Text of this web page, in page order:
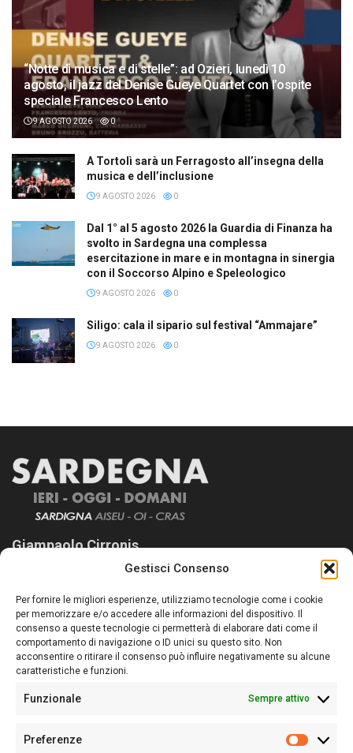
Gestisci Consenso
Per fornire le migliori esperienze, utilizziamo tecnologie come i cookie
per memorizzare e/o accedere alle informazioni del dispositivo. Il
consenso a queste tecnologie ci permetterà di elaborare dati come il
comportamento di navigazione o ID unici su questo sito. Non
acconsentire o ritirare il consenso può influire negativamente su alcune
caratteristiche e funzioni.
Funzionale Sempre attivo
Preferenze
“Notte di musica e di stelle”: ad Ozieri, lunedì 10
agosto, il jazz del Denise Gueye Quartet con l’ospite
speciale Francesco Lento
9 AGOSTO 2026 0
A Tortolì sarà un Ferragosto all’insegna della
musica e dell’inclusione
9 AGOSTO 2026 0
Dal 1° al 5 agosto 2026 la Guardia di Finanza ha
svolto in Sardegna una complessa
esercitazione in mare e in montagna in sinergia
con il Soccorso Alpino e Speleologico
9 AGOSTO 2026 0
Siligo: cala il sipario sul festival “Ammajare”
9 AGOSTO 2026 0
Giampaolo Cirronis
Sardegna Ieri-Oggi-Domani nasce per informare “liberamente” i
lettori su quanto accade in Sardegna, con un occhio rivolto al
nostro passato e, soprattutto, al nostro futuro
Follow Us
Sede:Via Cristoforo Colombo 09013 Carbonia